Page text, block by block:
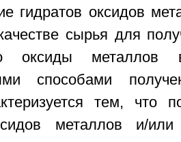
гидратов оксидов
сырья для
оксиды металлов
способами
тем, что
металлов и/